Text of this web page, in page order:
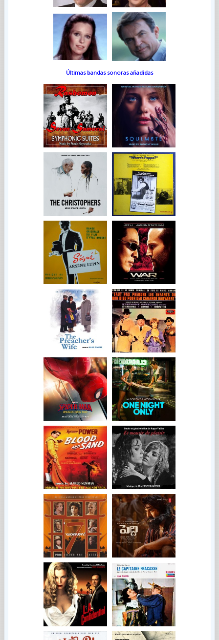
Últimas bandas sonoras añadidas